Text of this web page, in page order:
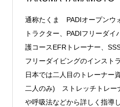
通称たくま PADIオープンウ
トラクター、PADIフリーダ
護コースEFRトレーナー、
フリーダイビングのインスト
日本では二人目のトレーナー
二人のみ) ストレッチトレー
や呼吸法などから詳しく指導